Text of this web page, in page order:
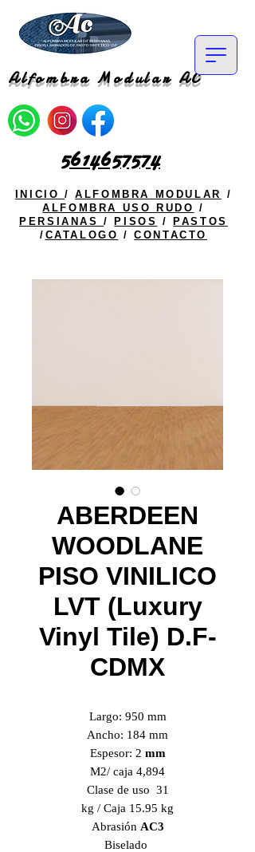
Alfombra Modular AC
5614657574
INICIO/ALFOMBRA MODULAR
/
ALFOMBRA USO RUDO /
PERSIANAS/ PISOS /
PASTOS
/ CATALOGO /CONTACTO
ABERDEEN
WOODLANE
PISO VINILICO
LVT (Luxury
Vinyl Tile) D.F-
CDMX
Largo: 950 mm
Ancho: 184 mm
Espesor: 2 mm
M2/ caja 4,894
Clase de uso 31
kg / Caja 15.95 kg
Abrasión AC3
Biselado